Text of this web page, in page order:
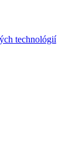
technológií